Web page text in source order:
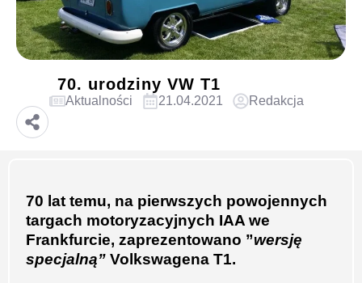
70. urodziny VW T1
Aktualności 21.04.2021 Redakcja
70 lat temu, na pierwszych powojennych
targach motoryzacyjnych IAA we
Frankfurcie, zaprezentowano ”wersję
specjalną” Volkswagena T1.